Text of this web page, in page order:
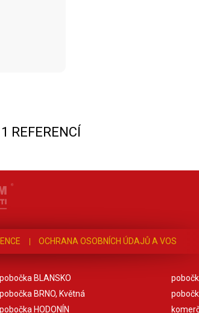
REFERENCÍ
OCHRANA OSOBNÍCH ÚDAJŮ A VOS
pobočka BLANSKO
pobočka BRNO, Květná
pobočka HODONÍN